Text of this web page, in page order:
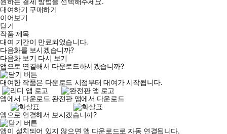
대여하기 구매하기
이어보기
닫기
작품 제목
대여 기간이 만료되었습니다.
다음화를 보시겠습니까?
다음화 보기 다시 보기
앱으로 연결해서 다운로드하시겠습니까?
대여한 작품은 다운로드 시점부터 대여가 시작됩니다.
앱에서 다운로드 완전판 앱에서 다운로드
앱으로 연결해서 보시겠습니까?
앱이 설치되어 있지 않으면 앱 다운로드로 자동 연결됩니다.